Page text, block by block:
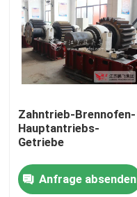
Zahntrieb-Brennofen-
Hauptantriebs-
Getriebe
Anfrage absenden